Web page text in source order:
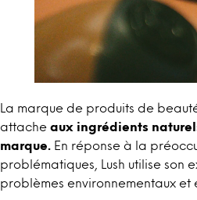
La marque de produits de
attache aux ingrédients
marque.
En réponse à la
problématiques, Lush utilise son
problèmes environnementaux et